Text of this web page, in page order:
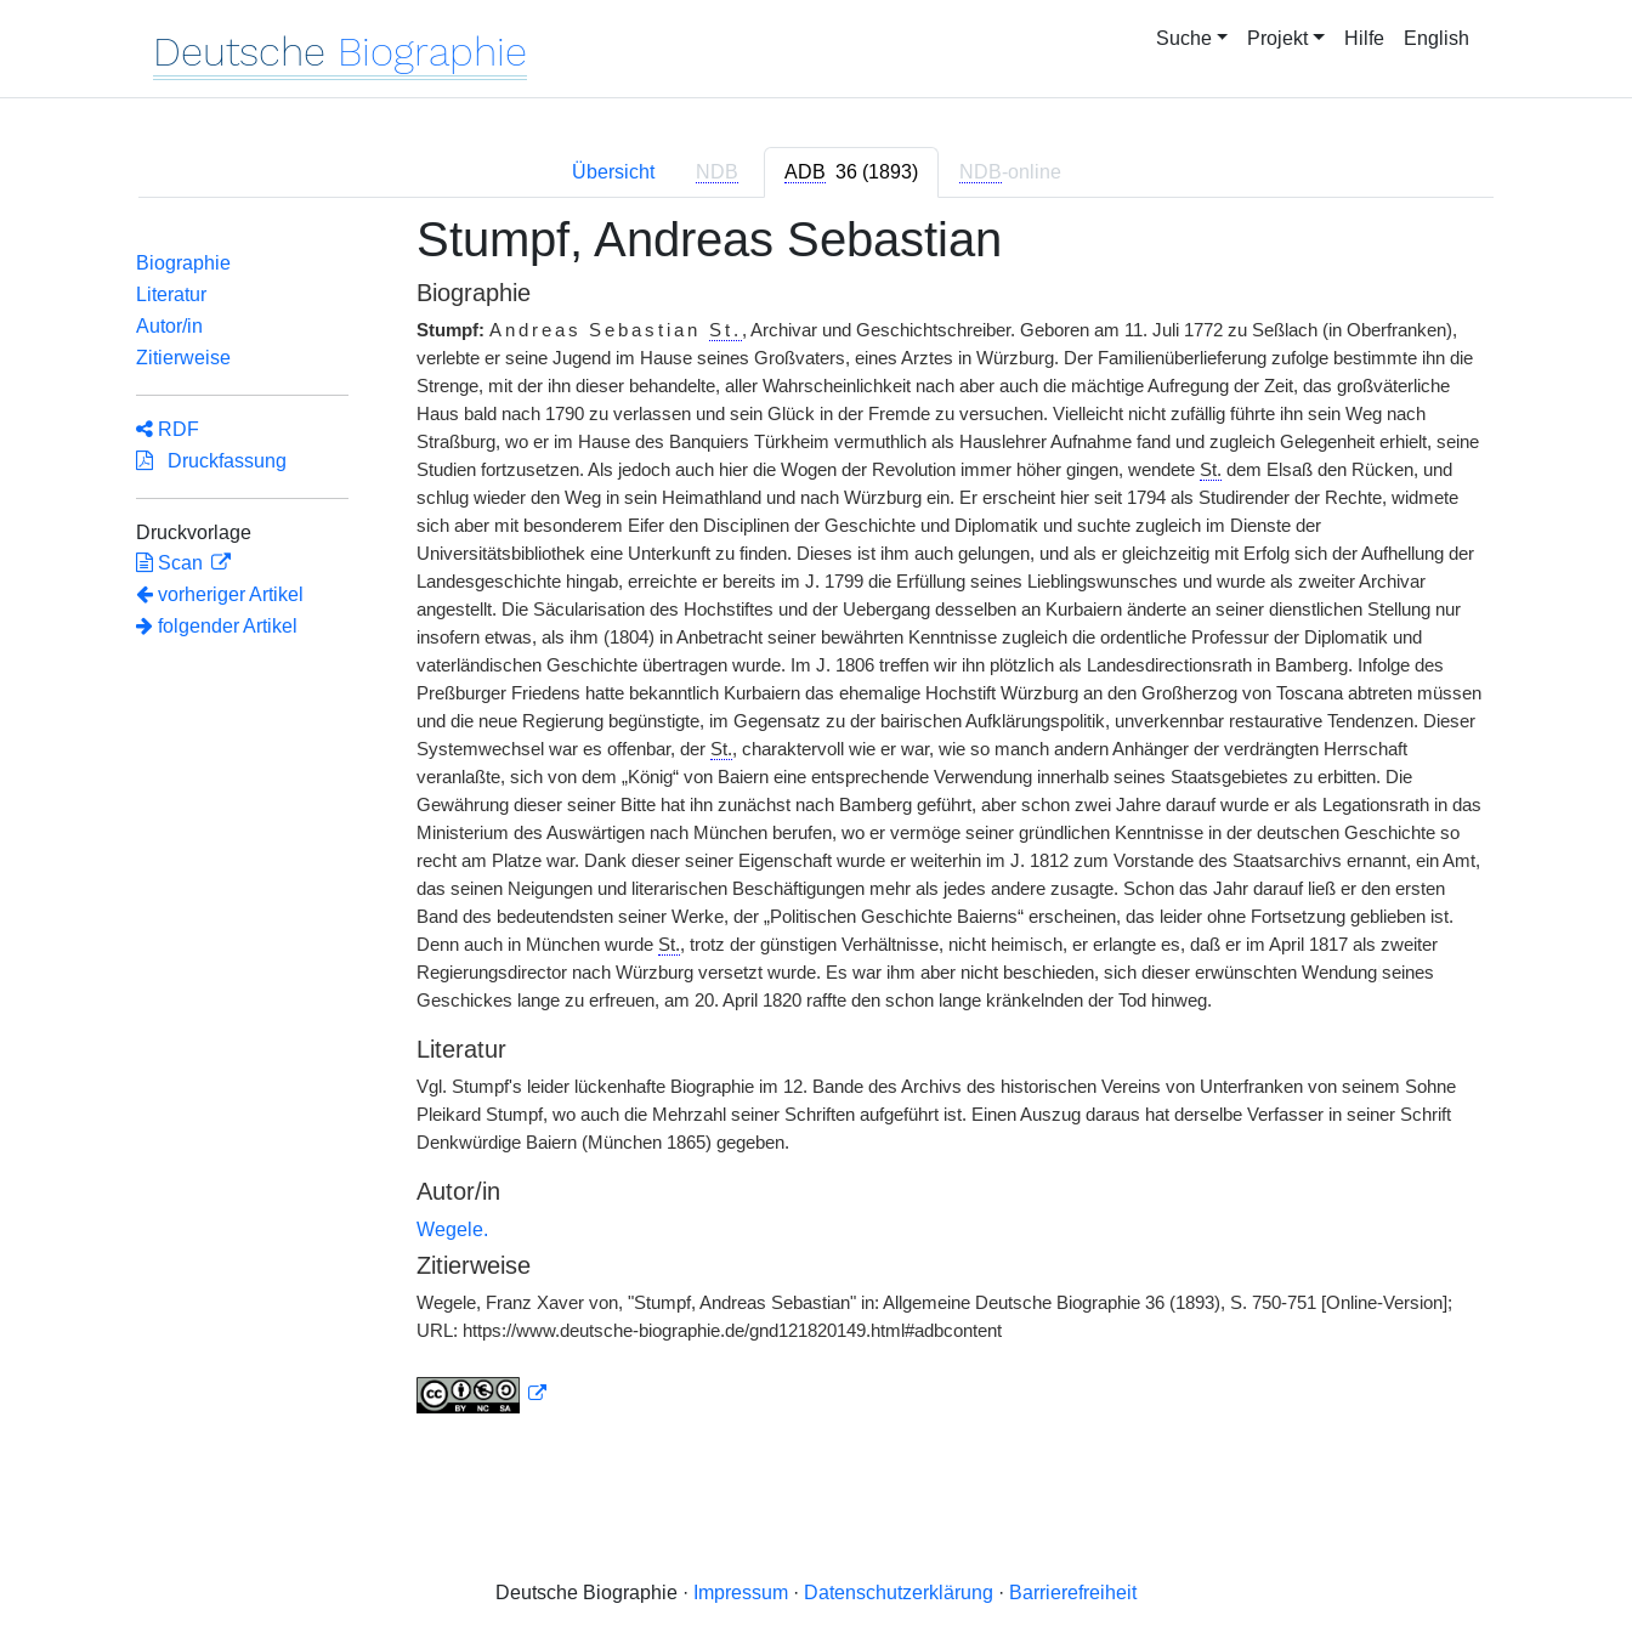
Deutsche Biographie Suche Projekt Hilfe English
Übersicht NDB ADB 36 (1893) NDB-online
Biographie
Literatur
Autor/in
Zitierweise
RDF
Druckfassung
Druckvorlage
Scan
vorheriger Artikel
folgender Artikel
Stumpf, Andreas Sebastian
Biographie
Stumpf: Andreas Sebastian St. , Archivar und Geschichtschreiber. Geboren am 11. Juli 1772 zu Seßlach (in Oberfranken),
verlebte er seine Jugend im Hause seines Großvaters, eines Arztes in Würzburg. Der Familienüberlieferung zufolge bestimmte ihn die
Strenge, mit der ihn dieser behandelte, aller Wahrscheinlichkeit nach aber auch die mächtige Aufregung der Zeit, das großväterliche
Haus bald nach 1790 zu verlassen und sein Glück in der Fremde zu versuchen. Vielleicht nicht zufällig führte ihn sein Weg nach
Straßburg, wo er im Hause des Banquiers Türkheim vermuthlich als Hauslehrer Aufnahme fand und zugleich Gelegenheit erhielt, seine
Studien fortzusetzen. Als jedoch auch hier die Wogen der Revolution immer höher gingen, wendete St. dem Elsaß den Rücken, und
schlug wieder den Weg in sein Heimathland und nach Würzburg ein. Er erscheint hier seit 1794 als Studirender der Rechte, widmete
sich aber mit besonderem Eifer den Disciplinen der Geschichte und Diplomatik und suchte zugleich im Dienste der
Universitätsbibliothek eine Unterkunft zu finden. Dieses ist ihm auch gelungen, und als er gleichzeitig mit Erfolg sich der Aufhellung der
Landesgeschichte hingab, erreichte er bereits im J. 1799 die Erfüllung seines Lieblingswunsches und wurde als zweiter Archivar
angestellt. Die Säcularisation des Hochstiftes und der Uebergang desselben an Kurbaiern änderte an seiner dienstlichen Stellung nur
insofern etwas, als ihm (1804) in Anbetracht seiner bewährten Kenntnisse zugleich die ordentliche Professur der Diplomatik und
vaterländischen Geschichte übertragen wurde. Im J. 1806 treffen wir ihn plötzlich als Landesdirectionsrath in Bamberg. Infolge des
Preßburger Friedens hatte bekanntlich Kurbaiern das ehemalige Hochstift Würzburg an den Großherzog von Toscana abtreten müssen
und die neue Regierung begünstigte, im Gegensatz zu der bairischen Aufklärungspolitik, unverkennbar restaurative Tendenzen. Dieser
Systemwechsel war es offenbar, der St., charaktervoll wie er war, wie so manch andern Anhänger der verdrängten Herrschaft
veranlaßte, sich von dem „König“ von Baiern eine entsprechende Verwendung innerhalb seines Staatsgebietes zu erbitten. Die
Gewährung dieser seiner Bitte hat ihn zunächst nach Bamberg geführt, aber schon zwei Jahre darauf wurde er als Legationsrath in das
Ministerium des Auswärtigen nach München berufen, wo er vermöge seiner gründlichen Kenntnisse in der deutschen Geschichte so
recht am Platze war. Dank dieser seiner Eigenschaft wurde er weiterhin im J. 1812 zum Vorstande des Staatsarchivs ernannt, ein Amt,
das seinen Neigungen und literarischen Beschäftigungen mehr als jedes andere zusagte. Schon das Jahr darauf ließ er den ersten
Band des bedeutendsten seiner Werke, der „Politischen Geschichte Baierns“ erscheinen, das leider ohne Fortsetzung geblieben ist.
Denn auch in München wurde St., trotz der günstigen Verhältnisse, nicht heimisch, er erlangte es, daß er im April 1817 als zweiter
Regierungsdirector nach Würzburg versetzt wurde. Es war ihm aber nicht beschieden, sich dieser erwünschten Wendung| seines
Geschickes lange zu erfreuen, am 20. April 1820 raffte den schon lange kränkelnden der Tod hinweg.
Literatur
Vgl. Stumpf's leider lückenhafte Biographie im 12. Bande des Archivs des historischen Vereins von Unterfranken von seinem Sohne
Pleikard Stumpf, wo auch die Mehrzahl seiner Schriften aufgeführt ist. Einen Auszug daraus hat derselbe Verfasser in seiner Schrift
Denkwürdige Baiern (München 1865) gegeben.
Autor/in
Wegele.
Zitierweise
Wegele, Franz Xaver von, "Stumpf, Andreas Sebastian" in: Allgemeine Deutsche Biographie 36 (1893), S. 750-751 [Online-Version];
URL: https://www.deutsche-biographie.de/gnd121820149.html#adbcontent
Deutsche Biographie · Impressum · Datenschutzerklärung · Barrierefreiheit